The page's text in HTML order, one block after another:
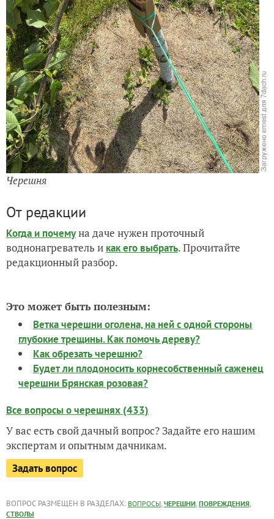
Черешня
От редакции
Когда и почемуна даче нужен проточный
воднонагреватель и как его выбрать. Прочитайте
редакционный разбор.
Это может быть полезным:
Ветка черешни оголена, на ней с одной стороны
глубокие трещины. Как помочь дереву?
Как обрезать черешню?
Будет ли плодоносить корнесобственный саженец
черешни Брянская розовая?
Все вопросы о черешнях (433)
У вас есть свой дачный вопрос? Задайте его нашим
экспертам и опытным дачникам.
Задать вопрос
ВОПРОС РАЗМЕЩЕН В РАЗДЕЛАХ: ВОПРОСЫ, ЧЕРЕШНИ, ПОВРЕЖДЕНИЯ,
СТВОЛЫ